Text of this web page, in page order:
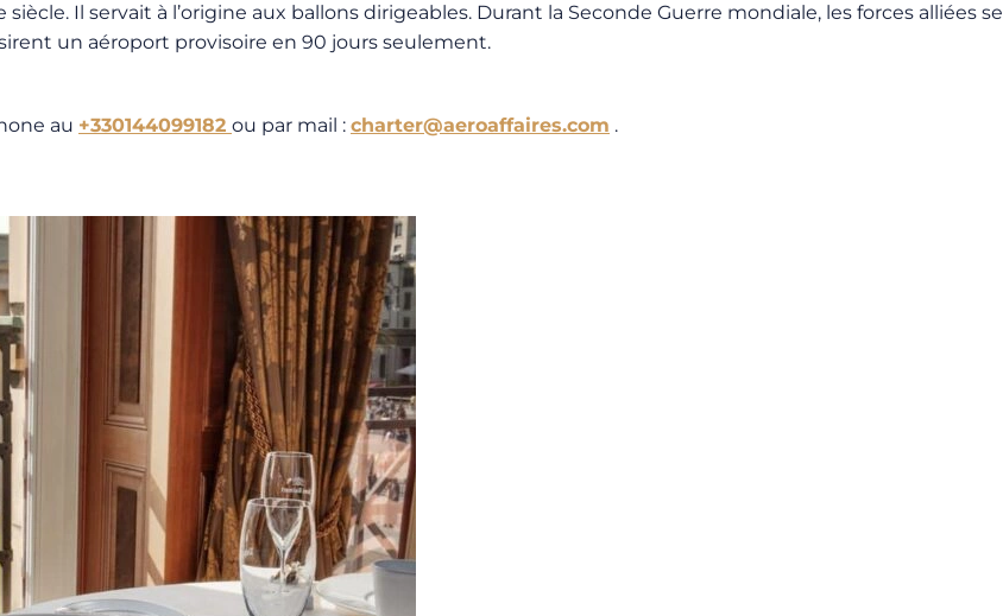
Il servait à l’origine aux ballons dirigeables. Durant la Seconde Guerre mondiale, les forces alliées se
un aéroport provisoire en 90 jours seulement.
au +330144099182 ou par mail : charter@aeroaffaires.com .